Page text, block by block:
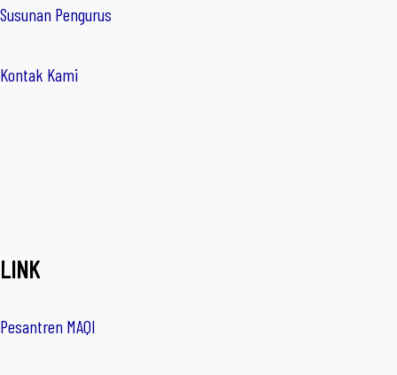
Susunan Pengurus
Kontak Kami
LINK
Pesantren MAQI